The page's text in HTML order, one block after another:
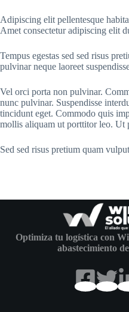
Adipiscing elit pellentesque
Amet consectetur adipiscing elit
Tempus egestas sed sed risus
pulvinar neque laoreet
Vel orci porta non pulvinar.
nunc pulvinar. Suspendisse
tincidunt eget. Commodo quis
mollis aliquam ut porttitor leo. Ut
Sed sed risus pretium quam
Optimiza tu logística con
abastecimiento